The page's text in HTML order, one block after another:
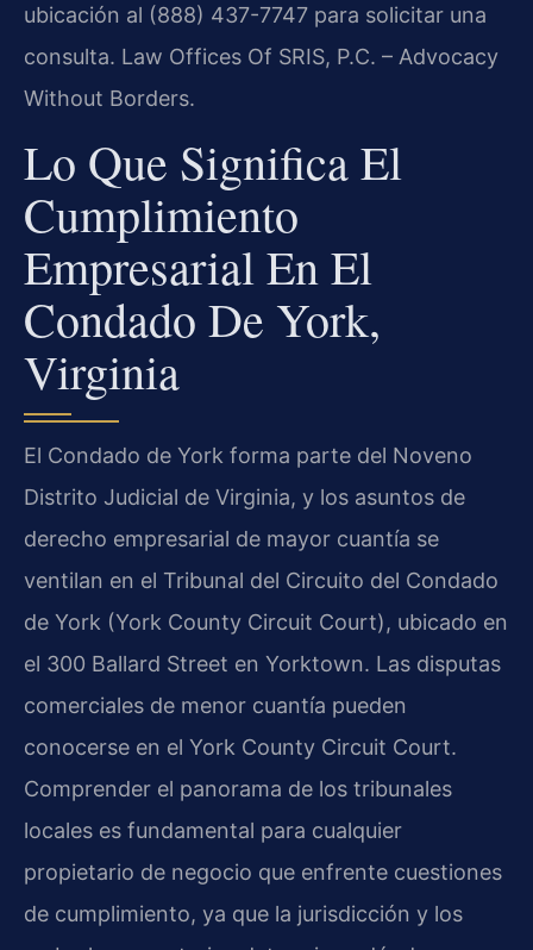
ubicación al (888) 437-7747 para solicitar una
consulta. Law Offices Of SRIS, P.C. – Advocacy
Without Borders.
Lo Que Significa El
Cumplimiento
Empresarial En El
Condado De York,
Virginia
El Condado de York forma parte del Noveno
Distrito Judicial de Virginia, y los asuntos de
derecho empresarial de mayor cuantía se
ventilan en el Tribunal del Circuito del Condado
de York (York County Circuit Court), ubicado en
el 300 Ballard Street en Yorktown. Las disputas
comerciales de menor cuantía pueden
conocerse en el York County Circuit Court.
Comprender el panorama de los tribunales
locales es fundamental para cualquier
propietario de negocio que enfrente cuestiones
de cumplimiento, ya que la jurisdicción y los